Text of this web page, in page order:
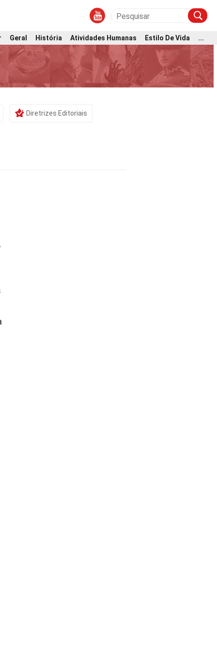
Geral História Atividades Humanas Estilo De Vida ...
Diretrizes Editoriais